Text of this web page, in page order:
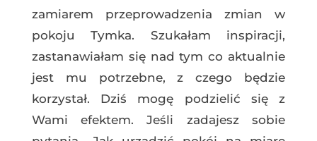
zamiarem przeprowadzenia zmian w
pokoju Tymka. Szukałam inspiracji,
zastanawiałam się nad tym co aktualnie
jest mu potrzebne, z czego będzie
korzystał. Dziś mogę podzielić się z
Wami efektem. Jeśli zadajesz sobie